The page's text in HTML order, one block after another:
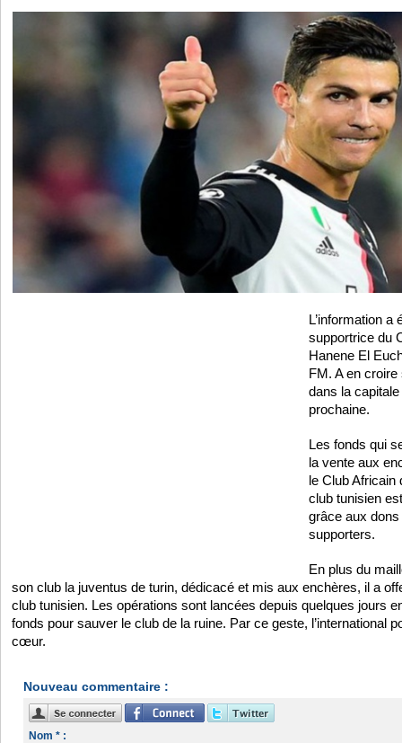
L’information a
supportrice du
Hanene El
FM. A en
dans la
prochaine.
Les fonds qui
la vente aux
le Club Africain
club tunisien
grâce aux
supporters.
En plus du
son club la juventus de turin, dédicacé et mis aux enchères, il a
club tunisien. Les opérations sont lancées depuis quelques jours
fonds pour sauver le club de la ruine. Par ce geste, l’international
cœur.
Nouveau commentaire :
Nom * :